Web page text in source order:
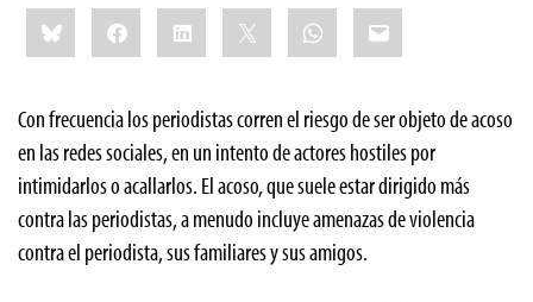
Share
this:BlueskyFacebookLinkedIn WhatsApp
Email
Con frecuencia los periodistas corren el riesgo de ser objeto de acoso
en las redes sociales, en un intento de actores hostiles por
intimidarlos o acallarlos. El acoso, que suele estar dirigido más
contra las periodistas, a menudo incluye amenazas de violencia
contra el periodista, sus familiares y sus amigos.